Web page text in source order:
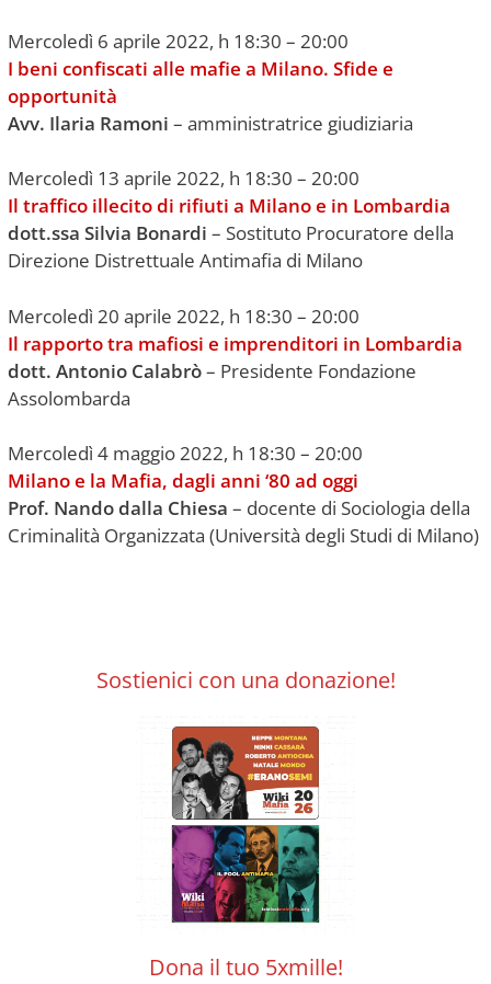
Mercoledì 6 aprile 2022, h 18:30 – 20:00
I beni confiscati alle mafie a Milano. Sfide e
opportunità
Avv. Ilaria Ramoni – amministratrice giudiziaria
Mercoledì 13 aprile 2022, h 18:30 – 20:00
Il traffico illecito di rifiuti a Milano e in Lombardia
dott.ssa Silvia Bonardi – Sostituto Procuratore della
Direzione Distrettuale Antimafia di Milano
Mercoledì 20 aprile 2022, h 18:30 – 20:00
Il rapporto tra mafiosi e imprenditori in Lombardia
dott. Antonio Calabrò– Presidente Fondazione
Assolombarda
Mercoledì 4 maggio 2022, h 18:30 – 20:00
Milano e la Mafia, dagli anni ‘80 ad oggi
Prof. Nando dalla Chiesa – docente di Sociologia della
Criminalità Organizzata (Università degli Studi di Milano)
Sostienici con una donazione!
Dona il tuo 5xmille!